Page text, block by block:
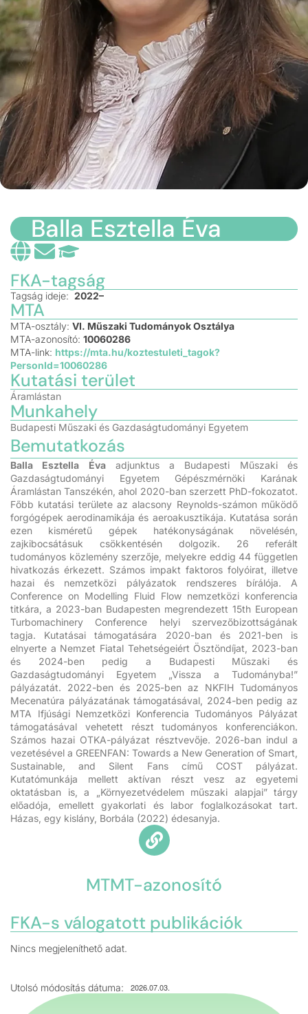
Balla Esztella Éva
FKA-tagság
Tagság ideje: 2022–
MTA
MTA-osztály: VI. Műszaki Tudományok Osztálya
MTA-azonosító: 10060286
MTA-link: https://mta.hu/koztestuleti_tagok?
PersonId=10060286
Kutatási terület
Áramlástan
Munkahely
Budapesti Műszaki és Gazdaságtudományi Egyetem
Bemutatkozás
Balla Esztella Évaadjunktus a Budapesti Műszaki és
Gazdaságtudományi Egyetem Gépészmérnöki Karának
Áramlástan Tanszékén, ahol 2020-ban szerzett PhD-fokozatot.
Főbb kutatási területe az alacsony Reynolds-számon működő
forgógépek aerodinamikája és aeroakusztikája. Kutatása során
ezen kisméretű gépek hatékonyságának növelésén,
zajkibocsátásuk csökkentésén dolgozik. 26 referált
tudományos közlemény szerzője, melyekre eddig 44 független
hivatkozás érkezett. Számos impakt faktoros folyóirat, illetve
hazai és nemzetközi pályázatok rendszeres bírálója. A
Conference on Modelling Fluid Flow nemzetközi konferencia
titkára, a 2023-ban Budapesten megrendezett 15th European
Turbomachinery Conference helyi szervezőbizottságának
tagja. Kutatásai támogatására 2020-ban és 2021-ben is
elnyerte a Nemzet Fiatal Tehetségeiért Ösztöndíjat, 2023-ban
és 2024-ben pedig a Budapesti Műszaki és
Gazdaságtudományi Egyetem „Vissza a Tudományba!”
pályázatát. 2022-ben és 2025-ben az NKFIH Tudományos
Mecenatúra pályázatának támogatásával, 2024-ben pedig az
MTA Ifjúsági Nemzetközi Konferencia Tudományos Pályázat
támogatásával vehetett részt tudományos konferenciákon.
Számos hazai OTKA-pályázat résztvevője. 2026-ban indul a
vezetésével a GREENFAN: Towards a New Generation of Smart,
Sustainable, and Silent Fans című COST pályázat.
Kutatómunkája mellett aktívan részt vesz az egyetemi
oktatásban is, a „Környezetvédelem műszaki alapjai” tárgy
előadója, emellett gyakorlati és labor foglalkozásokat tart.
Házas, egy kislány, Borbála (2022) édesanyja.
MTMT-azonosító
FKA-s válogatott publikációk
Nincs megjeleníthető adat.
Utolsó módosítás dátuma: 2026.07.03.